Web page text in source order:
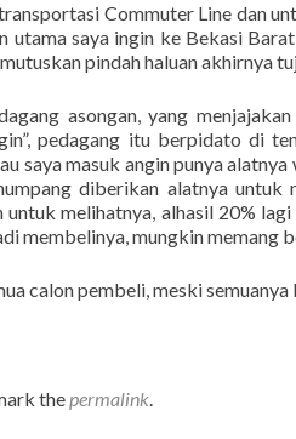
Commuter Line dan
saya ingin ke Bekasi
pindah haluan akhirnya
asongan, yang
pedagang itu berpidato di
saya masuk angin punya
diberikan alatnya untuk
melihatnya, alhasil 20%
membelinya, mungkin memang
calon pembeli, meski
thepermalink.